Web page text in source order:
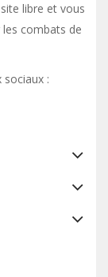
libre et vous y
combats de
sociaux :